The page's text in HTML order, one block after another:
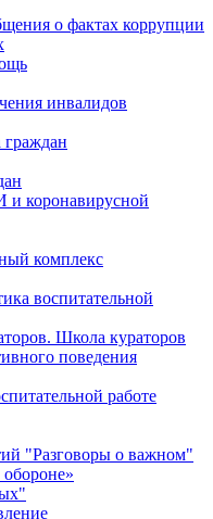
о фактах коррупции
инвалидов
коронавирусной
комплекс
воспитательной
Школа кураторов
поведения
работе
"Разговоры о важном"